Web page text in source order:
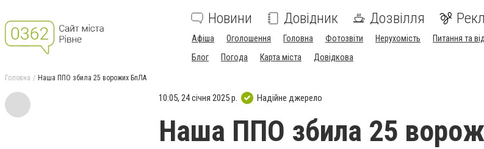
Новини Довідник Дозвілля
Афіша Оголошення Головна Фотозвіти Нерухомість Питання та
Блог
Погода Карта міста Довідкова
Головна Наша ППО збила 25 ворожих БпЛА
10:05, 24 січня 2025 р. Надійне джерело
Наша ППО збила 25